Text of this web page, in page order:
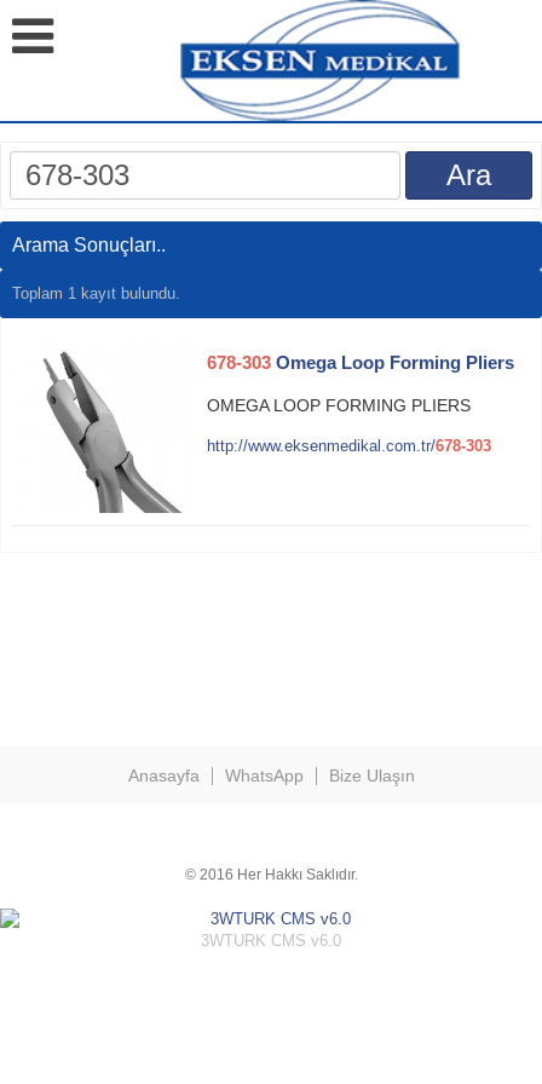
Arama Sonuçları..
Toplam 1 kayıt bulundu.
678-303 Omega Loop Forming Pliers
OMEGA LOOP FORMING PLIERS
http://www.eksenmedikal.com.tr/678-303
Anasayfa WhatsApp Bize Ulaşın
© 2016 Her Hakkı Saklıdır.
3WTURK CMS v6.0